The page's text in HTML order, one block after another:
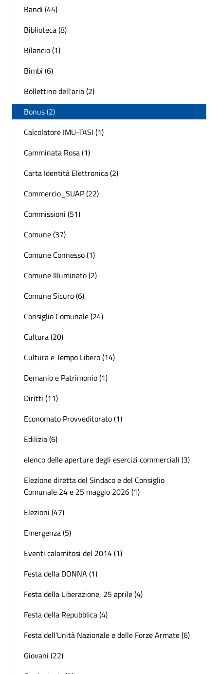
Bandi (44)
Biblioteca (8)
Bilancio (1)
Bimbi (6)
Bollettino dell'aria (2)
Bonus (2)
Calcolatore IMU-TASI (1)
Camminata Rosa (1)
Carta Identità Elettronica (2)
Commercio_SUAP (22)
Commissioni (51)
Comune (37)
Comune Connesso (1)
Comune Illuminato (2)
Comune Sicuro (6)
Consiglio Comunale (24)
Cultura (20)
Cultura e Tempo Libero (14)
Demanio e Patrimonio (1)
Diritti (11)
Economato Provveditorato (1)
Edilizia (6)
elenco delle aperture degli esercizi commerciali (3)
Elezione diretta del Sindaco e del Consiglio
Comunale 24 e 25 maggio 2026 (1)
Elezioni (47)
Emergenza (5)
Eventi calamitosi del 2014 (1)
Festa della DONNA (1)
Festa della Liberazione, 25 aprile (4)
Festa della Repubblica (4)
Festa dell'Unità Nazionale e delle Forze Armate (6)
Giovani (22)